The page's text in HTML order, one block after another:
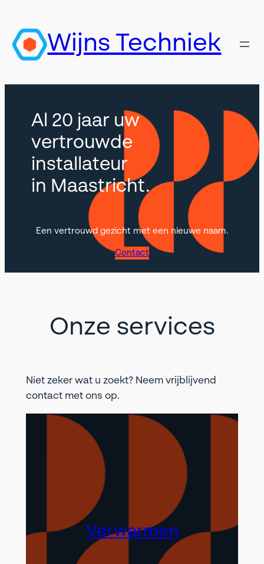
content
Wijns Techniek
Al 20 jaar uw
vertrouwde
installateur
in Maastricht.
Een vertrouwd gezicht met een nieuwe naam.
Contact
Onze services
Niet zeker wat u zoekt? Neem vrijblijvend
contact met ons op.
Verwarmen